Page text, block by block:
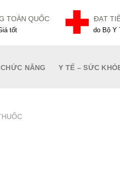
TOÀN QUỐC
tốt
ĐẠT
do Bộ Y
NĂNG Y TẾ – SỨC